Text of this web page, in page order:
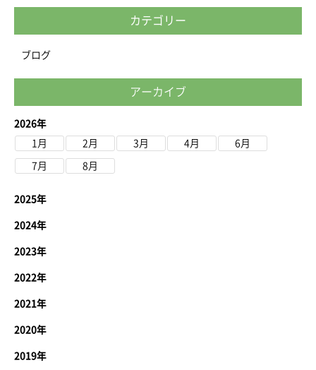
カテゴリー
ブログ
アーカイブ
2026年
1月
2月 3月 4月 6月
7月 8月
2025年
2024年
2023年
2022年
2021年
2020年
2019年